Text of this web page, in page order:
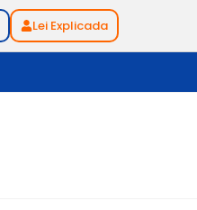
Lei Explicada